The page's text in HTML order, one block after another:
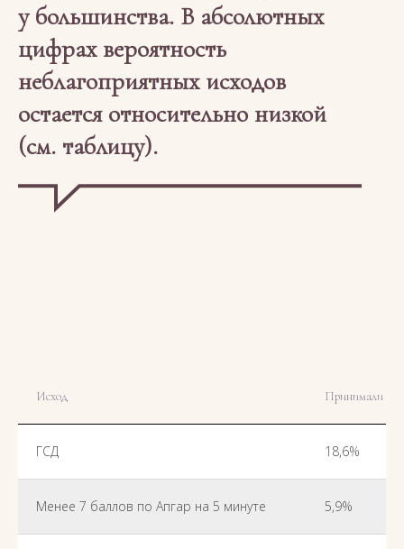
у большинства. В абсолютных
цифрах вероятность
неблагоприятных исходов
остается относительно низкой
(см. таблицу).
Исход Принимали
ГСД 18,6%
Менее 7 баллов по Апгар на 5 минуте 5,9%